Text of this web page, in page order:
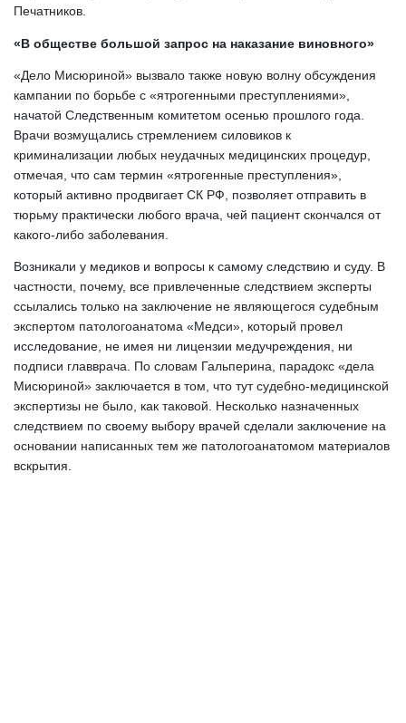
Печатников.
«В обществе большой запрос на наказание виновного»
«Дело Мисюриной» вызвало также новую волну обсуждения
кампании по борьбе с «ятрогенными преступлениями»,
начатой Следственным комитетом осенью прошлого года.
Врачи возмущались стремлением силовиков к
криминализации любых неудачных медицинских процедур,
отмечая, что сам термин «ятрогенные преступления»,
который активно продвигает СК РФ, позволяет отправить в
тюрьму практически любого врача, чей пациент скончался от
какого-либо заболевания.
Возникали у медиков и вопросы к самому следствию и суду. В
частности, почему, все привлеченные следствием эксперты
ссылались только на заключение не являющегося судебным
экспертом патологоанатома «Медси», который провел
исследование, не имея ни лицензии медучреждения, ни
подписи главврача. По словам Гальперина, парадокс «дела
Мисюриной» заключается в том, что тут судебно-медицинской
экспертизы не было, как таковой. Несколько назначенных
следствием по своему выбору врачей сделали заключение на
основании написанных тем же патологоанатомом материалов
вскрытия.